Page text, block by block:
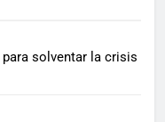
solventar la crisis